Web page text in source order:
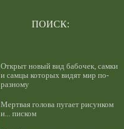
ПОИСК:
Открыт новый вид бабочек, самки
и самцы которых видят мир по-
разному
Мертвая голова пугает рисунком
и... писком